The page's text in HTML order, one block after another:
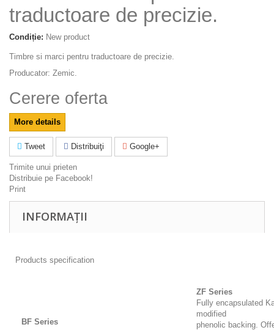
traductoare de precizie.
Condiție: New product
Timbre si marci pentru traductoare de precizie.
Producator: Zemic.
Cerere oferta
More details
Tweet Distribuiţi Google+
Trimite unui prieten
Distribuie pe Facebook!
Print
INFORMAȚII
Products specification
BF Series
ZF Series
Fully encapsulated
modified
phenolic backing.